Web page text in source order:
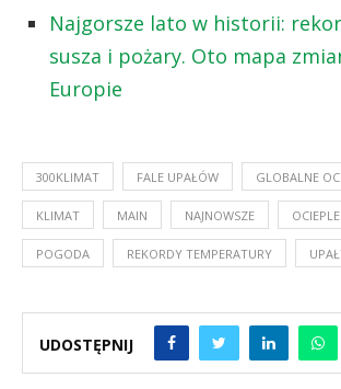
Najgorsze lato w historii:
susza i pożary. Oto mapa
Europie
300KLIMAT FALE UPAŁÓW GLOBALNE
KLIMAT MAIN NAJNOWSZE
POGODA REKORDY TEMPERATURY
UDOSTĘPNIJ